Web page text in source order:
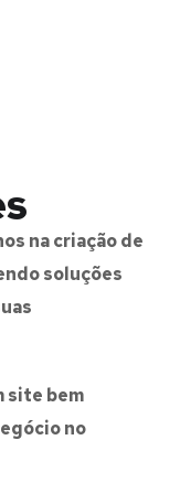
na criação de
soluções
site bem
no